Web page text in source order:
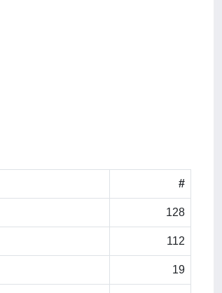
#
128
112
19